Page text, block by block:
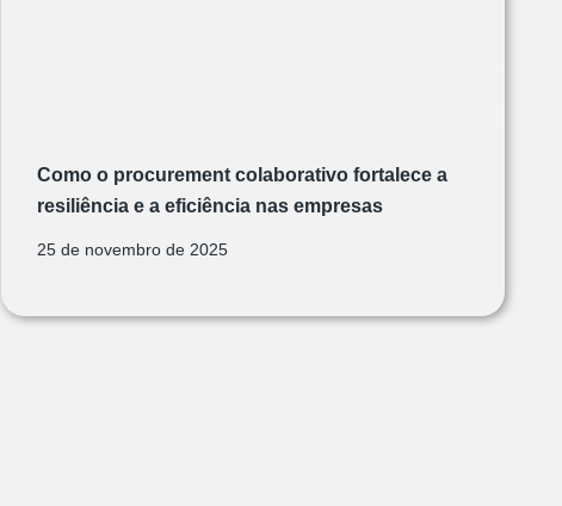
Como o procurement colaborativo fortalece a
resiliência e a eficiência nas empresas
25 de novembro de 2025